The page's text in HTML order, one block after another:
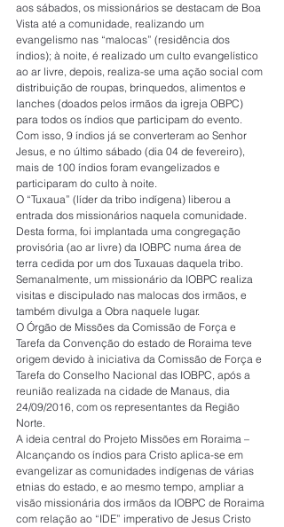
aos sábados, os missionários se destacam de Boa
Vista até a comunidade, realizando um
evangelismo nas “malocas” (residência dos
índios); à noite, é realizado um culto evangelístico
ao ar livre, depois, realiza-se uma ação social com
distribuição de roupas, brinquedos, alimentos e
lanches (doados pelos irmãos da igreja OBPC)
para todos os índios que participam do evento.
Com isso, 9 índios já se converteram ao Senhor
Jesus, e no último sábado (dia 04 de fevereiro),
mais de 100 índios foram evangelizados e
participaram do culto à noite.
O “Tuxaua” (líder da tribo indígena) liberou a
entrada dos missionários naquela comunidade.
Desta forma, foi implantada uma congregação
provisória (ao ar livre) da IOBPC numa área de
terra cedida por um dos Tuxauas daquela tribo.
Semanalmente, um missionário da IOBPC realiza
visitas e discipulado nas malocas dos irmãos, e
também divulga a Obra naquele lugar.
O Órgão de Missões da Comissão de Força e
Tarefa da Convenção do estado de Roraima teve
origem devido à iniciativa da Comissão de Força e
Tarefa do Conselho Nacional das IOBPC, após a
reunião realizada na cidade de Manaus, dia
24/09/2016, com os representantes da Região
Norte.
A ideia central do Projeto Missões em Roraima –
Alcançando os índios para Cristo aplica-se em
evangelizar as comunidades indígenas de várias
etnias do estado, e ao mesmo tempo, ampliar a
visão missionária dos irmãos da IOBPC de Roraima
com relação ao “IDE” imperativo de Jesus Cristo